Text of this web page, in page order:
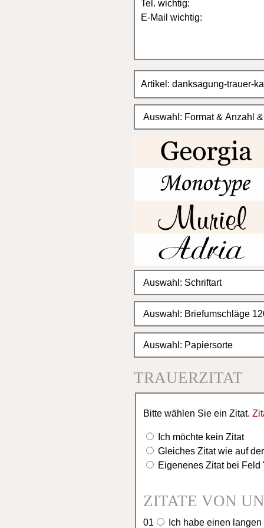
TRAUERZITAT
Bitte wählen Sie ein Zitat.
Ich möchte kein Zitat
Gleiches Zitat wie auf
Eigenenes Zitat bei
ZITATE VON
01
Ich habe einen